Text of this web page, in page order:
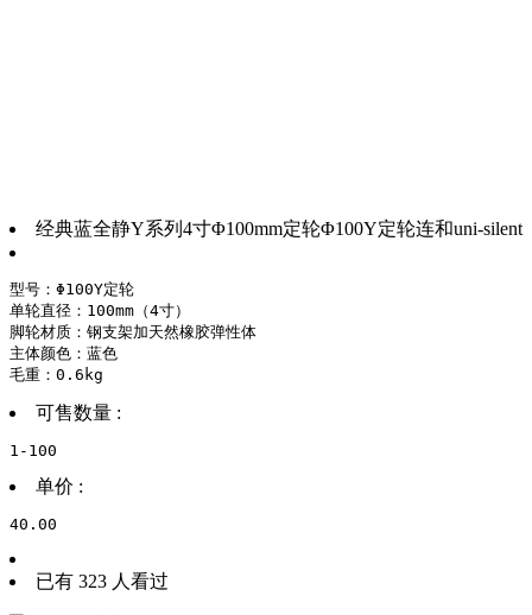
经典蓝全静Y系列4寸Φ100mm定轮Φ100Y定轮连和uni-silent
型号：Φ100Y定轮
单轮直径：100mm（4寸）
脚轮材质：钢支架加天然橡胶弹性体
主体颜色：蓝色
毛重：0.6kg
可售数量 :
1-100
单价 :
40.00
已有 323 人看过